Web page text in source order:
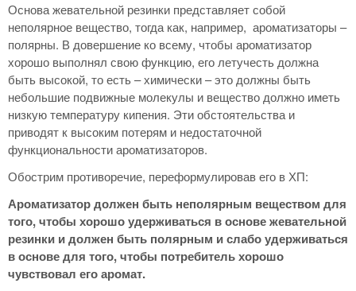
Основа жевательной резинки представляет собой
неполярное вещество, тогда как, например, ароматизаторы –
полярны. В довершение ко всему, чтобы ароматизатор
хорошо выполнял свою функцию, его летучесть должна
быть высокой, то есть – химически – это должны быть
небольшие подвижные молекулы и вещество должно иметь
низкую температуру кипения. Эти обстоятельства и
приводят к высоким потерям и недостаточной
функциональности ароматизаторов.
Обострим противоречие, переформулировав его в ХП:
Ароматизатор должен быть неполярным веществом для
того, чтобы хорошо удерживаться в основе жевательной
резинки и должен быть полярным и слабо удерживаться
в основе для того, чтобы потребитель хорошо
чувствовал его аромат.